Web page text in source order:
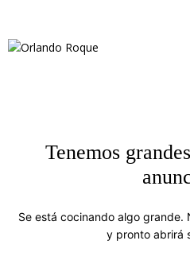
Tenemos
Se está cocinando algo grande.
y pronto abrirá